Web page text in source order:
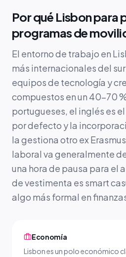
Por qué Lisbon para
programas de
El entorno de trabajo en
más internacionales del
equipos de tecnología y
compuestos en un 40–70
portugueses, el inglés es
por defecto y la
la gestiona otro ex
laboral va generalmente
una hora de pausa para el
de vestimenta es smart
algo más formal en
Economía
Lisbon es un polo económico